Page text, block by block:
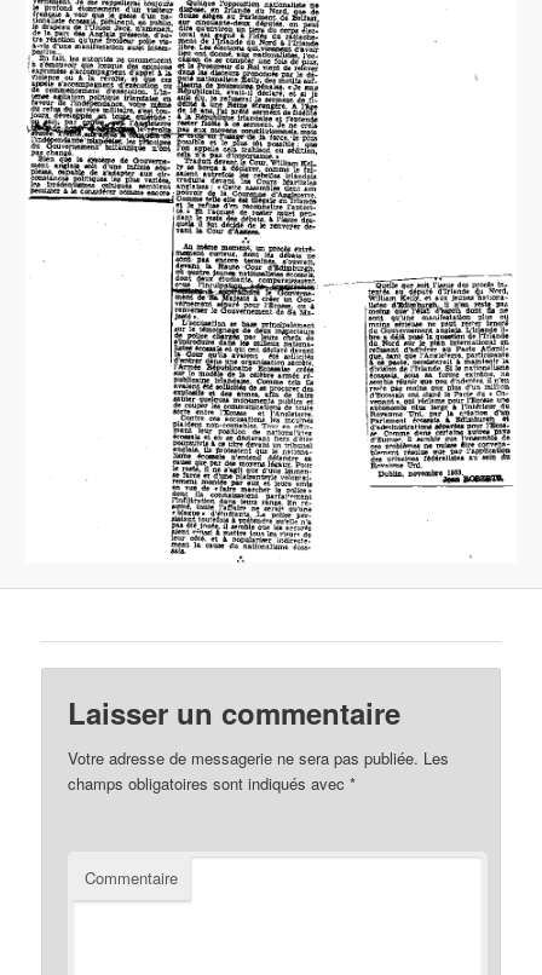
Laisser un commentaire
Votre adresse de messagerie ne sera pas publiée. Les
champs obligatoires sont indiqués avec*
Commentaire